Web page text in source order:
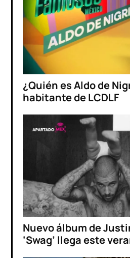
¿Quién es Aldo de
habitante de LCDLF
Nuevo álbum de
‘Swag’ llega este